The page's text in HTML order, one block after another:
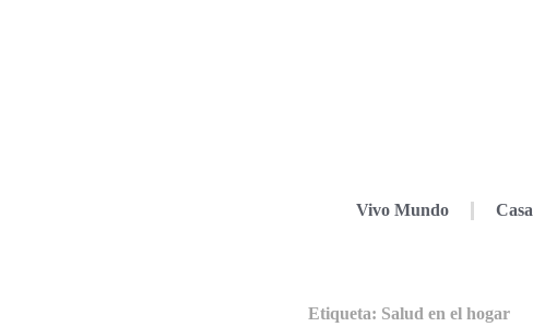
Vivo Mundo Casa
Etiqueta: Salud en el hogar